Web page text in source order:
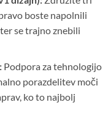
boste napolnili
se trajno znebili
Podpora za tehnologijo
porazdelitev moči
ko to najbolj